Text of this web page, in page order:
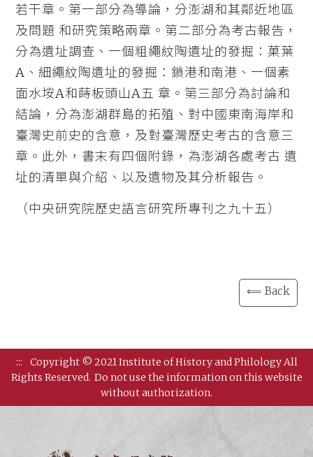
若干章。第一部分為導論，分澎湖和其鄰近地區
及問題 和研究策略兩章。第二部分為考古報告，
分為遺址調查、一個粗繩紋陶遺址的發掘：菓葉
A、細繩紋陶遺址的發掘：鎖港和南港、一個素
面水垵A和蒔板頭山A五 章。第三部分為討論和
結論，分為澎湖群島的拓殖、對中國東南海岸和
臺灣史前史的含意，及對臺灣歷史考古的含意三
章。此外，書末有四個附錄，為澎湖各處考古 遺
址的清單與介紹、以及遺物及其分析報告。
（中央研究院歷史語言研究所專刊之九十五）
⟸ Back
:::
Copyright © 2021 Institute of History and Philology All
Rights Reserved. Do not use the information on this website
without authorization.